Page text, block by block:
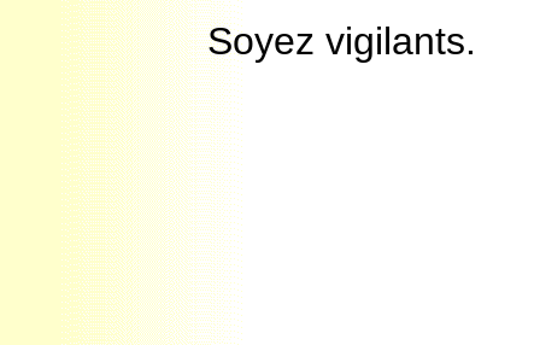
Soyez vigilants.